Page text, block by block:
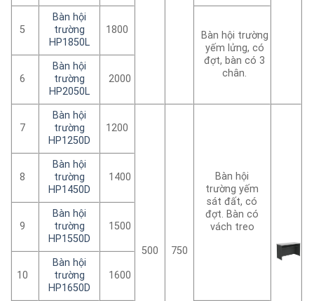
5
Bàn hội
trường
HP1850L
1800
Bàn hội trường
yếm lửng, có
đợt, bàn có 3
chân.
6
Bàn hội
trường
HP2050L
2000
7
Bàn hội
trường
HP1250D
1200
500 750
Bàn hội
trường yếm
sát đất, có
đợt. Bàn có
vách treo
8
Bàn hội
trường
HP1450D
1400
9
Bàn hội
trường
HP1550D
1500
10
Bàn hội
trường
HP1650D
1600